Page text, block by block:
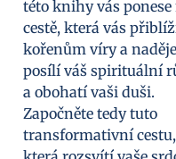
této knihy vás ponese
cestě, která vás
kořenům víry a
posílí váš spirituální
a obohatí vaši duši.
Započněte tedy tuto
transformativní cestu,